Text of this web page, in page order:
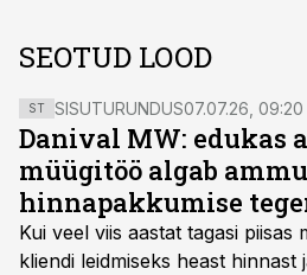
SEOTUD LOOD
ST SISUTURUNDUS07.07.26, 09:20
Danival MW: edukas
müügitöö algab
hinnapakkumise
Kui veel viis aastat tagasi piisas
kliendi leidmiseks heast